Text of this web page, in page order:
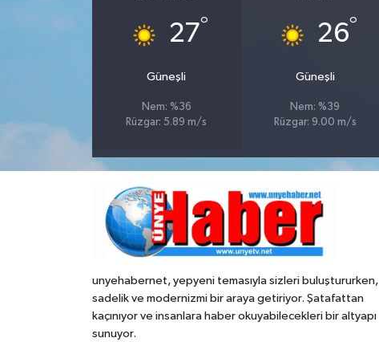
27°
Güneşli
Nem: %36
Rüzgar: 5.89 m/s
26°
Güneşli
Nem: %39
Rüzgar: 9.00 m/s
unyehabernet, yepyeni temasıyla sizleri buluştururken,
sadelik ve modernizmi bir araya getiriyor. Şatafattan
kaçınıyor ve insanlara haber okuyabilecekleri bir altyapı
sunuyor.